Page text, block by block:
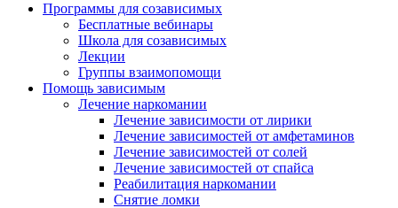
Программы для созависимых
Бесплатные вебинары
Школа для созависимых
Лекции
Группы взаимопомощи
Помощь зависимым
Лечение наркомании
Лечение зависимости от лирики
Лечение зависимостей от амфетаминов
Лечение зависимостей от солей
Лечение зависимостей от спайса
Реабилитация наркомании
Снятие ломки